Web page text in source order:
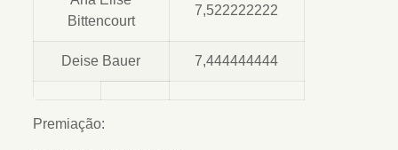
Bittencourt
7,522222222
Deise Bauer 7,444444444
Premiação: